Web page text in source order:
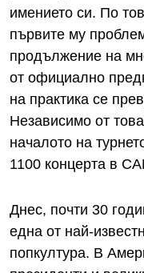
имението си. По
първите му
продължение на
от официално
на практика се
Независимо от
началото на
1100 концерта в
Днес, почти 30
една от най-
попкултура. В